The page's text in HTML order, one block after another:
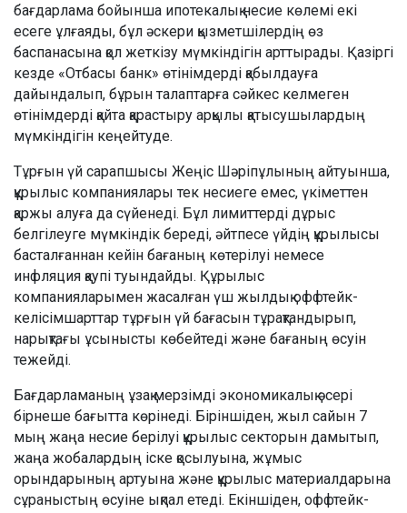
бағдарлама бойынша ипотекалық несие көлемі екі
есеге ұлғаяды, бұл әскери қызметшілердің өз
баспанасына қол жеткізу мүмкіндігін арттырады. Қазіргі
кезде «Отбасы банк» өтінімдерді қабылдауға
дайындалып, бұрын талаптарға сәйкес келмеген
өтінімдерді қайта қарастыру арқылы қатысушылардың
мүмкіндігін кеңейтуде.
Тұрғын үй сарапшысы Жеңіс Шәріпұлының айтуынша,
құрылыс компаниялары тек несиеге емес, үкіметтен
қаржы алуға да сүйенеді. Бұл лимиттерді дұрыс
белгілеуге мүмкіндік береді, әйтпесе үйдің құрылысы
басталғаннан кейін бағаның көтерілуі немесе
инфляция қаупі туындайды. Құрылыс
компанияларымен жасалған үш жылдық оффтейк-
келісімшарттар тұрғын үй бағасын тұрақтандырып,
нарықтағы ұсынысты көбейтеді және бағаның өсуін
тежейді.
Бағдарламаның ұзақ мерзімді экономикалық әсері
бірнеше бағытта көрінеді. Біріншіден, жыл сайын 7
мың жаңа несие берілуі құрылыс секторын дамытып,
жаңа жобалардың іске қосылуына, жұмыс
орындарының артуына және құрылыс материалдарына
сұраныстың өсуіне ықпал етеді. Екіншіден, оффтейк-